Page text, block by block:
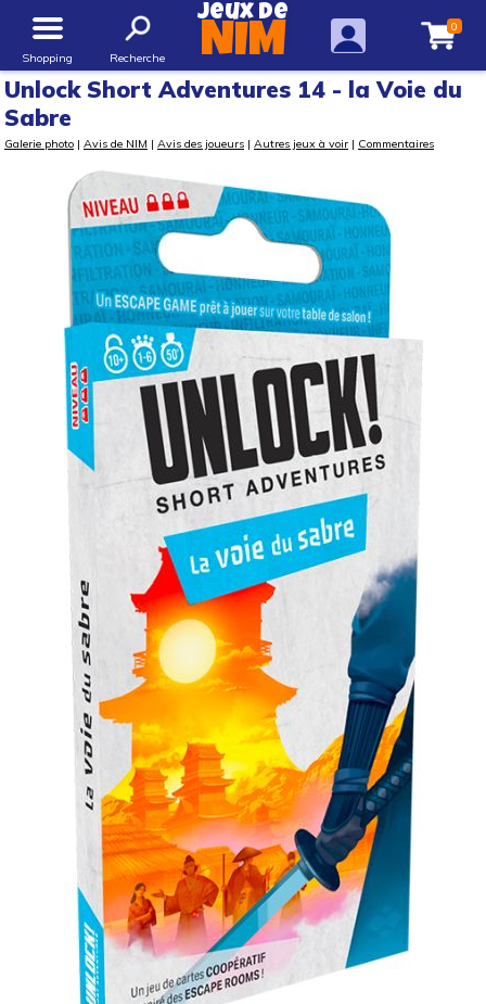
Shopping Recherche
Jeux de
NIM 0
Unlock Short Adventures 14 - la Voie du
Sabre
Galerie photo | Avis de NIM | Avis des joueurs | Autres jeux à voir | Commentaires